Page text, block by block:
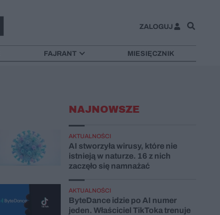
ZALOGUJ
FAJRANT MIESIĘCZNIK
NAJNOWSZE
AKTUALNOŚCI
AI stworzyła wirusy, które nie
istnieją w naturze. 16 z nich
zaczęło się namnażać
AKTUALNOŚCI
ByteDance idzie po AI numer
jeden. Właściciel TikToka trenuje